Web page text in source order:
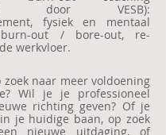
door VESB):
fysiek en mentaal
out / bore-out, re-
werkvloer.
zoek naar meer voldoening
Wil je je professioneel
richting geven? Of je
je huidige baan, op zoek
nieuwe uitdaging, of